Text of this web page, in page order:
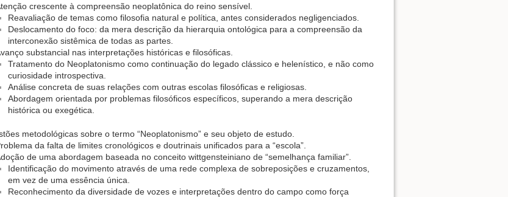
crescente à compreensão neoplatônica do reino sensível.
Reavaliação de temas como filosofia natural e política, antes considerados negligenciados.
Deslocamento do foco: da mera descrição da hierarquia ontológica para a compreensão da
interconexão sistêmica de todas as partes.
substancial nas interpretações históricas e filosóficas.
Tratamento do Neoplatonismo como continuação do legado clássico e helenístico, e não como
curiosidade introspectiva.
Análise concreta de suas relações com outras escolas filosóficas e religiosas.
Abordagem orientada por problemas filosóficos específicos, superando a mera descrição
histórica ou exegética.
metodológicas sobre o termo “Neoplatonismo” e seu objeto de estudo.
da falta de limites cronológicos e doutrinais unificados para a “escola”.
de uma abordagem baseada no conceito wittgensteiniano de “semelhança familiar”.
Identificação do movimento através de uma rede complexa de sobreposições e cruzamentos,
em vez de uma essência única.
Reconhecimento da diversidade de vozes e interpretações dentro do campo como força